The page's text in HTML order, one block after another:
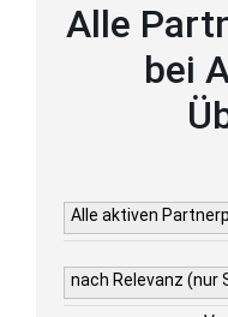
Alle
bei
Alle aktiven
nach Relevanz